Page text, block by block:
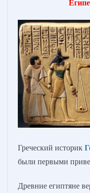
Греческий историк
были первыми
Древние египтяне